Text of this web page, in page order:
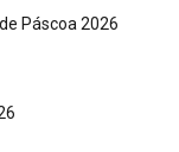
Páscoa 2026